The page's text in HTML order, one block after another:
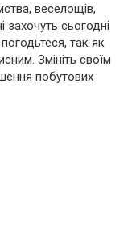
веселощів,
захочуть сьогодні
так як
Змініть своїм
побутових